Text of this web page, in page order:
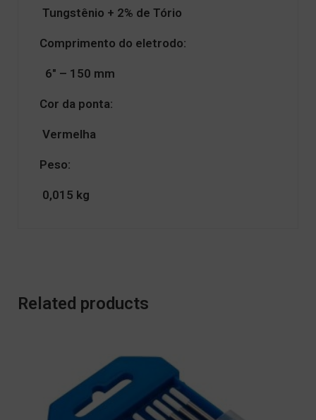
Tungstênio + 2% de Tório
Comprimento do eletrodo:
6″ – 150 mm
Cor da ponta:
Vermelha
Peso:
0,015 kg
Related products